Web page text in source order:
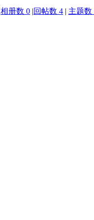
相册数 0 |回帖数 4 | 主题数